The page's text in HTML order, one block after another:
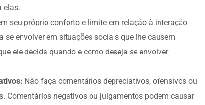
elas.
seu próprio conforto e limite em relação à interação
envolver em situações sociais que lhe causem
ele decida quando e como deseja se envolver
Não faça comentários depreciativos, ofensivos ou
Comentários negativos ou julgamentos podem causar